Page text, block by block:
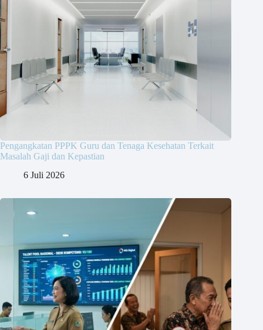
Pengangkatan PPPK Guru dan Tenaga Kesehatan Terkait
Masalah Gaji dan Kepastian
6 Juli 2026